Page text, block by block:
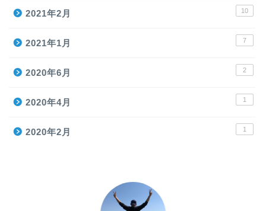
2021年2月 10
2021年1月 7
2020年6月 2
2020年4月 1
2020年2月 1